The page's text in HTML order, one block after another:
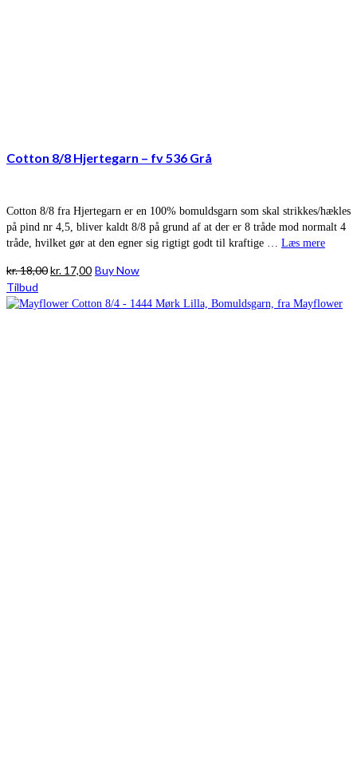
Cotton 8/8 Hjertegarn – fv 536 Grå
Cotton 8/8 fra Hjertegarn er en 100% bomuldsgarn som skal strikkes/hækles
på pind nr 4,5, bliver kaldt 8/8 på grund af at der er 8 tråde mod normalt 4
tråde, hvilket gør at den egner sig rigtigt godt til kraftige … Læs mere
kr.18,00Den
pris
kr. 17,00Den
pris
Buy Now
Tilbud